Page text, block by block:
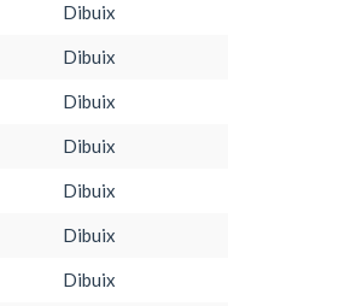
Dibuix
Dibuix
Dibuix
Dibuix
Dibuix
Dibuix
Dibuix